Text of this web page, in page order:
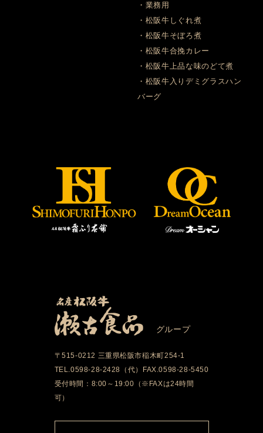
・業務用
・松阪牛しぐれ煮
・松阪牛そぼろ煮
・松阪牛合挽カレー
・松阪牛上品な味のどて煮
・松阪牛入りデミグラスハン
バーグ
グループ
〒515-0212 三重県松阪市稲木町254-1
TEL.0598-28-2428（代）FAX.0598-28-5450
受付時間：8:00～19:00（※FAXは24時間
可）